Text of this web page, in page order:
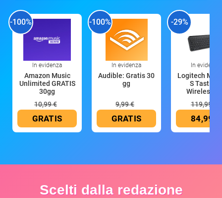
-100%
In evidenza
Amazon Music
Unlimited GRATIS
30gg
10,99 €
GRATIS
-100%
In evidenza
Audible: Gratis 30
gg
9,99 €
GRATIS
-29%
In evidenza
Logitech MX
S Tastiera
Wireless
119,99 €
84,99 €
Scelti dalla redazione